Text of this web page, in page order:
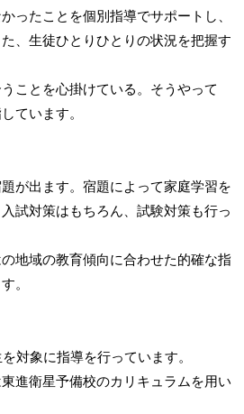
ったことを個別指導でサポートし、
、生徒ひとりひとりの状況を把握す
ことを心掛けている。そうやって
ています。
が出ます。宿題によって家庭学習を
試対策はもちろん、試験対策も行っ
地域の教育傾向に合わせた的確な指
。
対象に指導を行っています。
進衛星予備校のカリキュラムを用い